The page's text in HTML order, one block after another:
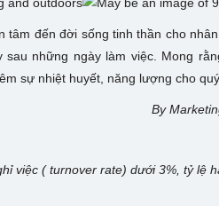
tâm đến đời sống tinh thần cho
những ngày làm việc. Mong
sự nhiệt huyết, năng lượng cho
By
việc ( turnover rate) dưới 3%, tỷ lệ